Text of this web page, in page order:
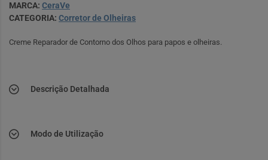
MARCA: CeraVe
CATEGORIA: Corretor de Olheiras
Creme Reparador de Contorno dos Olhos para papos e olheiras.
Descrição Detalhada
Modo de Utilização